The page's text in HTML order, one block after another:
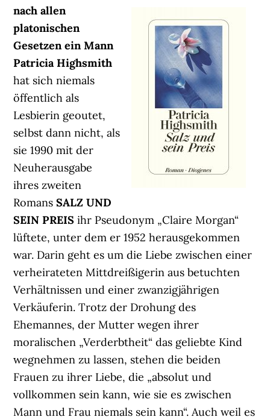
nach allen
platonischen
Gesetzen ein Mann
Patricia Highsmith
hat sich niemals
öffentlich als
Lesbierin geoutet,
selbst dann nicht, als
sie 1990 mit der
Neuherausgabe
ihres zweiten
RomansSALZ UND
SEIN PREIS ihr Pseudonym „Claire Morgan“
lüftete, unter dem er 1952 herausgekommen
war. Darin geht es um die Liebe zwischen einer
verheirateten Mittdreißigerin aus betuchten
Verhältnissen und einer zwanzigjährigen
Verkäuferin. Trotz der Drohung des
Ehemannes, der Mutter wegen ihrer
moralischen „Verderbtheit“ das geliebte Kind
wegnehmen zu lassen, stehen die beiden
Frauen zu ihrer Liebe, die „absolut und
vollkommen sein kann, wie sie es zwischen
Mann und Frau niemals sein kann“. Auch weil es